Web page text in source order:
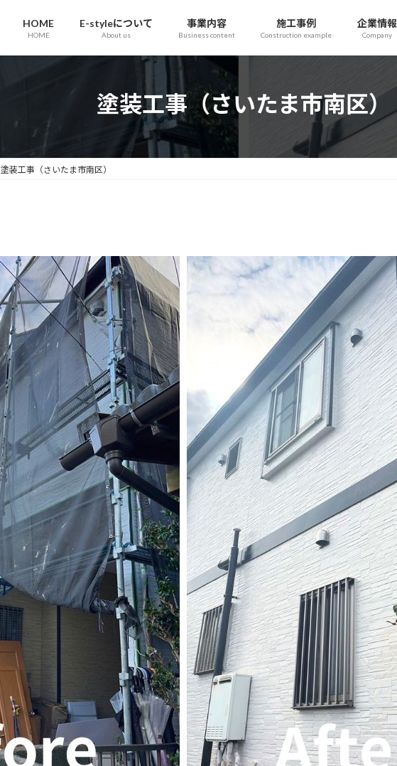
HOME
HOME
E-styleについて
About us
事業内容
Business content
施工事例
Construction example
企業情報
Company
塗装工事（さいたま市南区）
塗装工事（さいたま市南区）